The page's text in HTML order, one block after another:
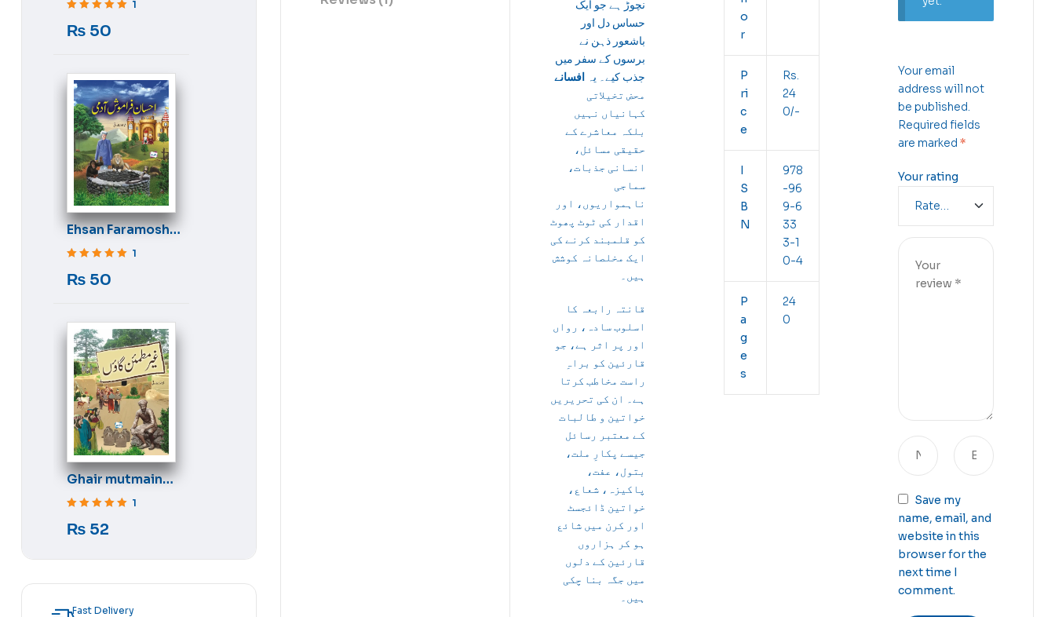
نچوڑ ہے جو ایک
حساس دل اور
باشعور ذہن نے
برسوں کے سفر میں
جذب کیے۔ یہ افسانے
محض تخیلاتی
کہانیاں نہیں
بلکہ معاشرے کے
حقیقی مسائل،
انسانی جذبات،
سماجی
ناہمواریوں، اور
اقدار کی ٹوٹ پھوٹ
کو قلمبند کرنے کی
ایک مخلصانہ کوشش
ہیں۔
قانتہ رابعہ کا
اسلوب سادہ، رواں
اور پر اثر ہے، جو
قارئین کو براہِ
راست مخاطب کرتا
ہے۔ ان کی تحریریں
خواتین و طالبات
کے معتبر رسائل
جیسے پکارِ ملت،
بتول، عفت،
پاکیزہ، شعاع،
خواتین ڈائجسٹ
اور کرن میں شائع
ہو کر ہزاروں
قارئین کے دلوں
میں جگہ بنا چکی
ہیں۔
o
r
P
ri
c
e
Rs.
24
0/-
I
S
B
N
978
-96
9-6
33
3-1
0-4
P
a
g
e
s
24
0
Your email
address will not
be published.
Required fields
are marked *
Your rating
Save my
name, email, and
website in this
browser for the
next time I
comment.
1
₨ 50
Ehsan Faramosh
Aadmi
1
₨ 50
Ghair mutmain
gaon
1
₨ 52
Fast Delivery